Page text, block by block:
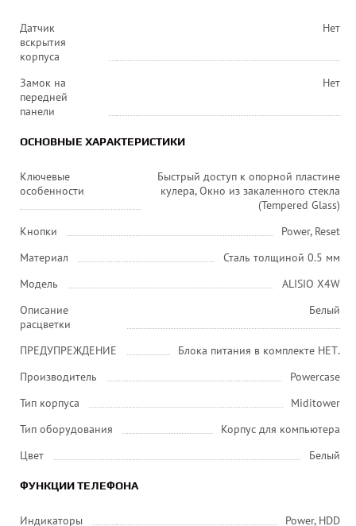
Датчик
вскрытия
корпуса
Нет
Замок на
передней
панели
Нет
ОСНОВНЫЕ ХАРАКТЕРИСТИКИ
Ключевые
особенности
Быстрый доступ к опорной пластине
кулера, Окно из закаленного стекла
(Tempered Glass)
Кнопки
Power, Reset
Материал
Сталь толщиной 0.5 мм
Модель
ALISIO X4W
Описание
расцветки
Белый
ПРЕДУПРЕЖДЕНИЕ
Блока питания в комплекте НЕТ.
Производитель
Powercase
Тип корпуса
Miditower
Тип оборудования
Корпус для компьютера
Цвет
Белый
ФУНКЦИИ ТЕЛЕФОНА
Индикаторы Power, HDD